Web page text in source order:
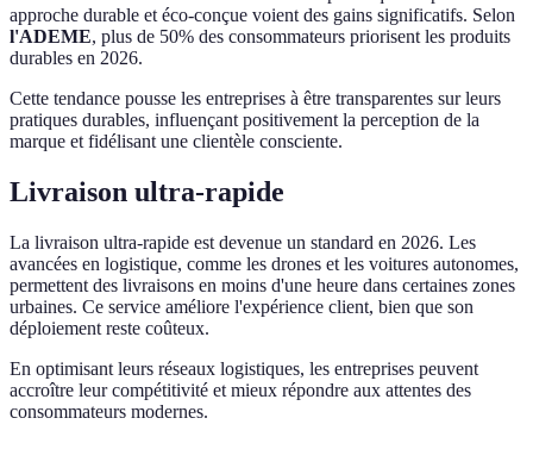
approche durable et éco-conçue voient des gains significatifs. Selon
l'ADEME, plus de 50% des consommateurs priorisent les produits
durables en 2026.
Cette tendance pousse les entreprises à être transparentes sur leurs
pratiques durables, influençant positivement la perception de la
marque et fidélisant une clientèle consciente.
Livraison ultra-rapide
La livraison ultra-rapide est devenue un standard en 2026. Les
avancées en logistique, comme les drones et les voitures autonomes,
permettent des livraisons en moins d'une heure dans certaines zones
urbaines. Ce service améliore l'expérience client, bien que son
déploiement reste coûteux.
En optimisant leurs réseaux logistiques, les entreprises peuvent
accroître leur compétitivité et mieux répondre aux attentes des
consommateurs modernes.